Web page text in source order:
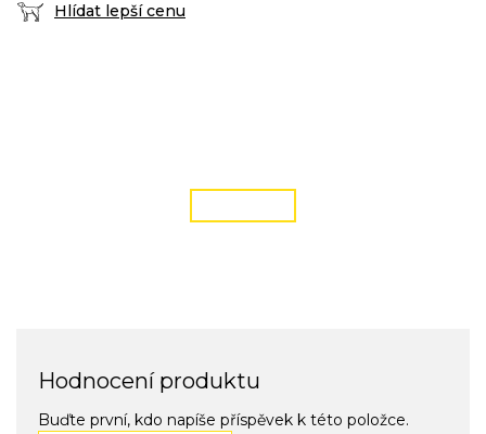
Hlídat lepší cenu
Hodnocení produktu
Buďte první, kdo napíše příspěvek k této položce.